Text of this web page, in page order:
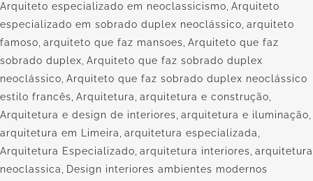
Arquiteto especializado em neoclassicismo Arquiteto
especializado em sobrado duplex neoclássico arquiteto
famoso arquiteto que faz mansoes Arquiteto que faz
sobrado duplex Arquiteto que faz sobrado duplex
neoclássico Arquiteto que faz sobrado duplex neoclássico
estilo francês Arquitetura arquitetura e construção
Arquitetura e design de interiores arquitetura e iluminação
arquitetura em Limeira arquitetura especializada
Arquitetura Especializado arquitetura interiores arquitetura
neoclassica
Design interiores ambientes modernos